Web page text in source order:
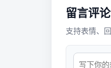
留言评论
支持表情、